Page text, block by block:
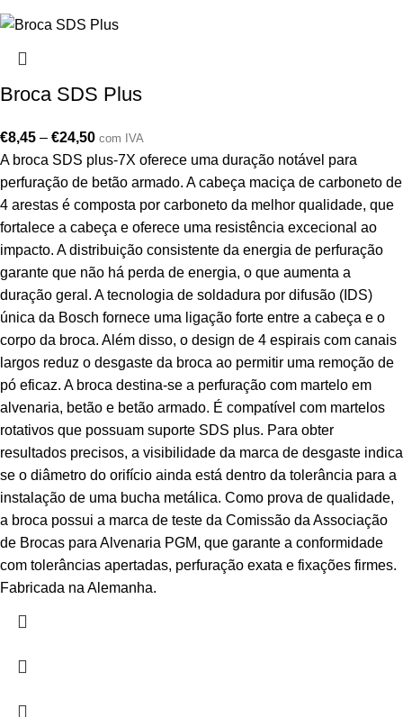
Broca SDS Plus
€8,45 – €24,50 com IVA
A broca SDS plus-7X oferece uma duração notável para
perfuração de betão armado. A cabeça maciça de carboneto de
4 arestas é composta por carboneto da melhor qualidade, que
fortalece a cabeça e oferece uma resistência excecional ao
impacto. A distribuição consistente da energia de perfuração
garante que não há perda de energia, o que aumenta a
duração geral. A tecnologia de soldadura por difusão (IDS)
única da Bosch fornece uma ligação forte entre a cabeça e o
corpo da broca. Além disso, o design de 4 espirais com canais
largos reduz o desgaste da broca ao permitir uma remoção de
pó eficaz. A broca destina-se a perfuração com martelo em
alvenaria, betão e betão armado. É compatível com martelos
rotativos que possuam suporte SDS plus. Para obter
resultados precisos, a visibilidade da marca de desgaste indica
se o diâmetro do orifício ainda está dentro da tolerância para a
instalação de uma bucha metálica. Como prova de qualidade,
a broca possui a marca de teste da Comissão da Associação
de Brocas para Alvenaria PGM, que garante a conformidade
com tolerâncias apertadas, perfuração exata e fixações firmes.
Fabricada na Alemanha.